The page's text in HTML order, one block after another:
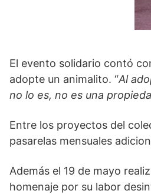
El evento solidario contó
adopte un animalito. “Al
no lo es, no es una
Entre los proyectos del
pasarelas mensuales
Además el 19 de mayo
homenaje por su labor